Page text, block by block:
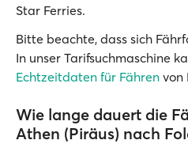
Star Ferries.
Bitte beachte, dass sich
In unser Tarifsuchmaschine
Echtzeitdaten für Fähren von
Wie lange dauert die
Athen (Piräus) nach